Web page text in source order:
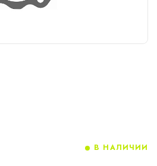
В НАЛИЧИИ